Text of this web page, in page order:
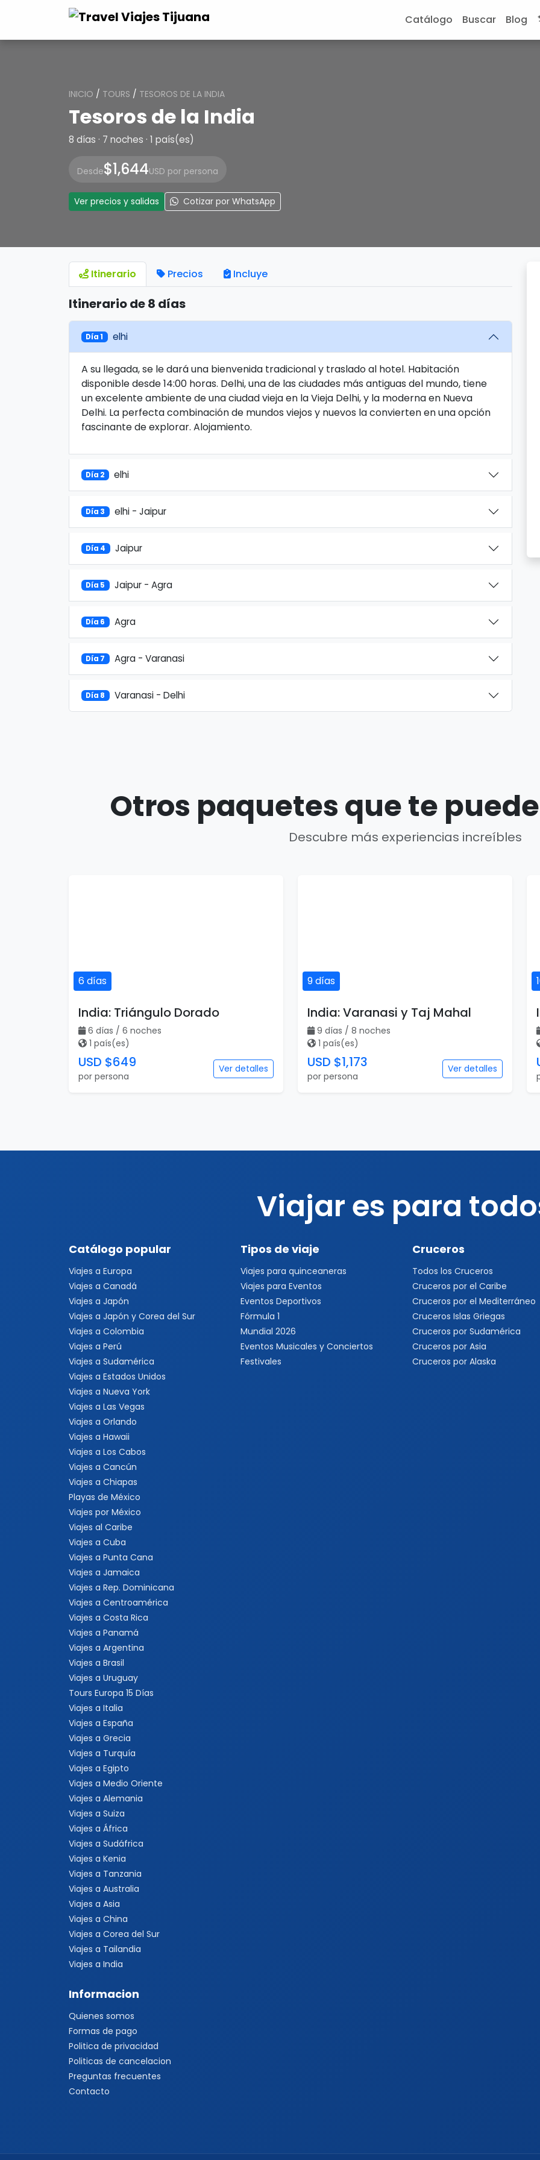
Catálogo Buscar Blog
INICIO / TOURS / TESOROS DE LA INDIA
Tesoros de la India
8 días · 7 noches · 1 país(es)
Desde$1,644USD por persona
Ver precios y salidas Cotizar por WhatsApp
Itinerario Precios Incluye
Itinerario de 8 días
Día 1 elhi
A su llegada, se le dará una bienvenida tradicional y traslado al hotel. Habitación
disponible desde 14:00 horas. Delhi, una de las ciudades más antiguas del mundo, tiene
un excelente ambiente de una ciudad vieja en la Vieja Delhi, y la moderna en Nueva
Delhi. La perfecta combinación de mundos viejos y nuevos la convierten en una opción
fascinante de explorar. Alojamiento.
Día 2 elhi
Día 3 elhi - Jaipur
Día 4 Jaipur
Día 5 Jaipur - Agra
Día 6 Agra
Día 7 Agra - Varanasi
Día 8 Varanasi - Delhi
Otros paquetes que te
Descubre más experiencias increíbles
6 días
India: Triángulo Dorado
6 días / 6 noches
1 país(es)
USD $649
por persona
Ver detalles
9 días
India: Varanasi y Taj Mahal
9 días / 8 noches
1 país(es)
USD $1,173
por persona
Ver detalles
Viajar es para
Catálogo popular
Viajes a Europa
Viajes a Canadá
Viajes a Japón
Viajes a Japón y Corea del Sur
Viajes a Colombia
Viajes a Perú
Viajes a Sudamérica
Viajes a Estados Unidos
Viajes a Nueva York
Viajes a Las Vegas
Viajes a Orlando
Viajes a Hawaii
Viajes a Los Cabos
Viajes a Cancún
Viajes a Chiapas
Playas de México
Viajes por México
Viajes al Caribe
Viajes a Cuba
Viajes a Punta Cana
Viajes a Jamaica
Viajes a Rep. Dominicana
Viajes a Centroamérica
Viajes a Costa Rica
Viajes a Panamá
Viajes a Argentina
Viajes a Brasil
Viajes a Uruguay
Tours Europa 15 Días
Viajes a Italia
Viajes a España
Viajes a Grecia
Viajes a Turquía
Viajes a Egipto
Viajes a Medio Oriente
Viajes a Alemania
Viajes a Suiza
Viajes a África
Viajes a Sudáfrica
Viajes a Kenia
Viajes a Tanzania
Viajes a Australia
Viajes a Asia
Viajes a China
Viajes a Corea del Sur
Viajes a Tailandia
Viajes a India
Tipos de viaje
Viajes para quinceaneras
Viajes para Eventos
Eventos Deportivos
Fórmula 1
Mundial 2026
Eventos Musicales y Conciertos
Festivales
Cruceros
Todos los Cruceros
Cruceros por el Caribe
Cruceros por el Mediterráneo
Cruceros Islas Griegas
Cruceros por Sudamérica
Cruceros por Asia
Cruceros por Alaska
Informacion
Quienes somos
Formas de pago
Politica de privacidad
Politicas de cancelacion
Preguntas frecuentes
Contacto